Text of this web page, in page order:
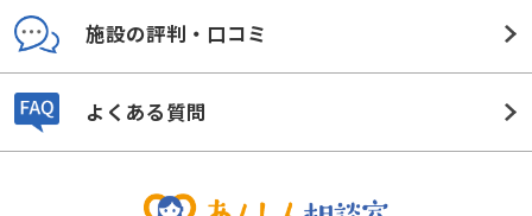
施設の評判・口コミ
よくある質問